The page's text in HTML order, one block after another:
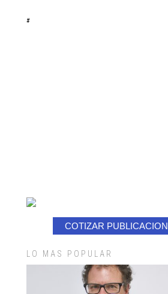
#
COTIZAR PUBLICACION
LO MAS POPULAR